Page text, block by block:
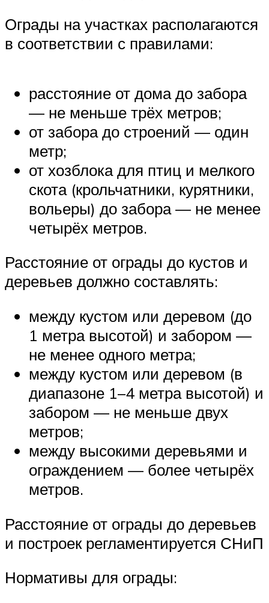
Ограды на участках располагаются
в соответствии с правилами:
расстояние от дома до забора
— не меньше трёх метров;
от забора до строений — один
метр;
от хозблока для птиц и мелкого
скота (крольчатники, курятники,
вольеры) до забора — не менее
четырёх метров.
Расстояние от ограды до кустов и
деревьев должно составлять:
между кустом или деревом (до
1 метра высотой) и забором —
не менее одного метра;
между кустом или деревом (в
диапазоне 1–4 метра высотой) и
забором — не меньше двух
метров;
между высокими деревьями и
ограждением — более четырёх
метров.
Расстояние от ограды до деревьев
и построек регламентируется СНиП
Нормативы для ограды: